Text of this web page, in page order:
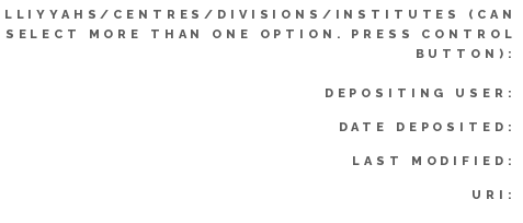
CENTRES/DIVISIONS/INSTITUTES (CAN
SELECT MORE THAN ONE OPTION. PRESS CONTROL
BUTTON):
DEPOSITING USER:
DATE DEPOSITED:
LAST MODIFIED:
URI: